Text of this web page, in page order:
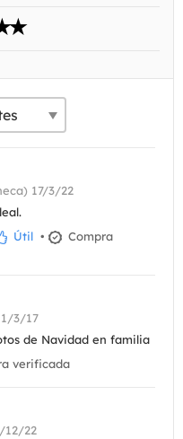
17/3/22
Útil •
Compra
1/3/17
de Navidad en familia
verificada
12/22